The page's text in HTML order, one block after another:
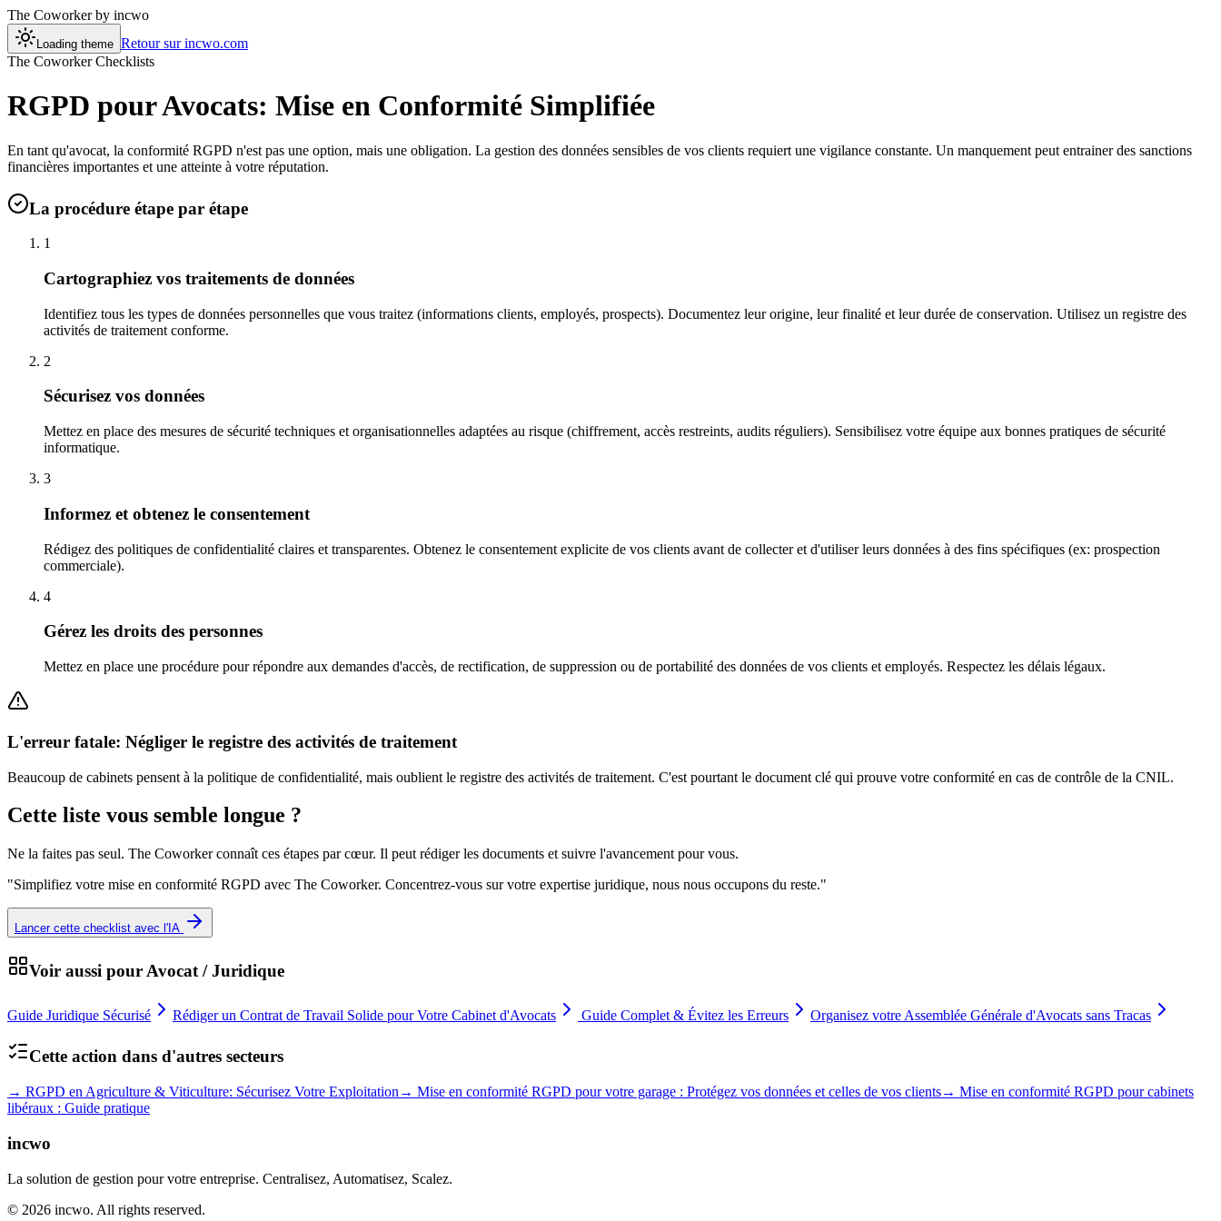
The Coworkerby incwo
Loading theme Retour sur incwo.com
The Coworker Checklists
RGPD pour Avocats: Mise en Conformité Simplifiée
En tant qu'avocat, la conformité RGPD n'est pas une option, mais une obligation. La gestion des données sensibles de vos clients requiert une vigilance constante. Un manquement peut entrainer des sanctions
financières importantes et une atteinte à votre réputation.
La procédure étape par étape
1
Cartographiez vos traitements de données
Identifiez tous les types de données personnelles que vous traitez (informations clients, employés, prospects). Documentez leur origine, leur finalité et leur durée de conservation. Utilisez un registre des
activités de traitement conforme.
2
Sécurisez vos données
Mettez en place des mesures de sécurité techniques et organisationnelles adaptées au risque (chiffrement, accès restreints, audits réguliers). Sensibilisez votre équipe aux bonnes pratiques de sécurité
informatique.
3
Informez et obtenez le consentement
Rédigez des politiques de confidentialité claires et transparentes. Obtenez le consentement explicite de vos clients avant de collecter et d'utiliser leurs données à des fins spécifiques (ex: prospection
commerciale).
4
Gérez les droits des personnes
Mettez en place une procédure pour répondre aux demandes d'accès, de rectification, de suppression ou de portabilité des données de vos clients et employés. Respectez les délais légaux.
L'erreur fatale: Négliger le registre des activités de traitement
Beaucoup de cabinets pensent à la politique de confidentialité, mais oublient le registre des activités de traitement. C'est pourtant le document clé qui prouve votre conformité en cas de contrôle de la CNIL.
Cette liste vous semble longue ?
Ne la faites pas seul. The Coworker connaît ces étapes par cœur. Il peut rédiger les documents et suivre l'avancement pour vous.
"Simplifiez votre mise en conformité RGPD avec The Coworker. Concentrez-vous sur votre expertise juridique, nous nous occupons du reste."
Lancer cette checklist avec l'IA
Voir aussi pour Avocat / Juridique
Guide Juridique Sécurisé Rédiger un Contrat de Travail Solide pour Votre Cabinet d'Avocats Guide Complet & Évitez les Erreurs Organisez votre Assemblée Générale d'Avocats sans Tracas
Cette action dans d'autres secteurs
→ RGPD en Agriculture & Viticulture: Sécurisez Votre Exploitation → Mise en conformité RGPD pour votre garage : Protégez vos données et celles de vos clients→ Mise en conformité RGPD pour cabinets
libéraux : Guide pratique
incwo
La solution de gestion pour votre entreprise. Centralisez, Automatisez, Scalez.
© 2026 incwo. All rights reserved.